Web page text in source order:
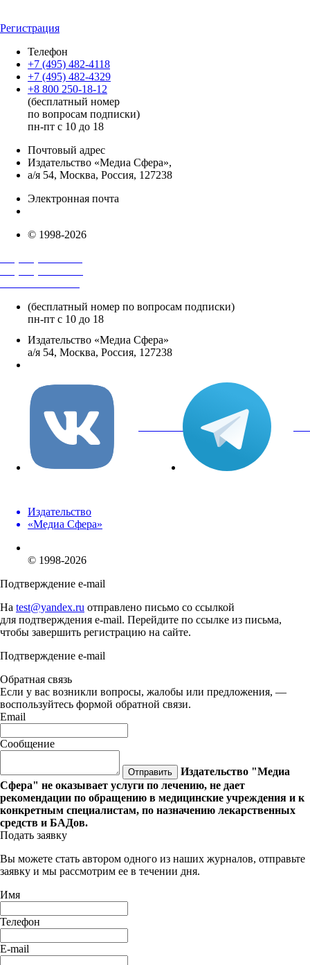
Регистрация
Телефон
+7 (495) 482-4118
+7 (495) 482-4329
+8 800 250-18-12
(бесплатный номер
по вопросам подписки)
пн-пт с 10 до 18
Почтовый адрес
Издательство «Медиа Сфера»,
а/я 54, Москва, Россия, 127238
Электронная почта
© 1998-2026
(бесплатный номер по вопросам подписки)
пн-пт с 10 до 18
Издательство «Медиа Сфера»
а/я 54, Москва, Россия, 127238
вКонтакте
Издательство
«Медиа Сфера»
© 1998-2026
Подтверждение e-mail
На test@yandex.ru отправлено письмо со ссылкой
для подтверждения e-mail. Перейдите по ссылке из письма,
чтобы завершить регистрацию на сайте.
Подтверждение e-mail
Обратная связь
Если у вас возникли вопросы, жалобы или предложения, —
воспользуйтесь формой обратной связи.
Email
Сообщение
Отправить
Издательство "Медиа
Сфера" не оказывает услуги по лечению, не дает
рекомендации по обращению в медицинские учреждения и к
конкретным специалистам, по назначению лекарственных
средств и БАДов.
Подать заявку
Вы можете стать автором одного из наших журналов, отправьте
заявку и мы рассмотрим ее в течении дня.
Имя
Телефон
E-mail